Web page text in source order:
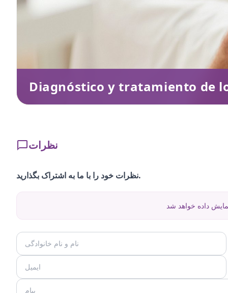
Diagnóstico y tratamiento de
نظرات
نظرات خود را با ما به اشتراک بگذارید.